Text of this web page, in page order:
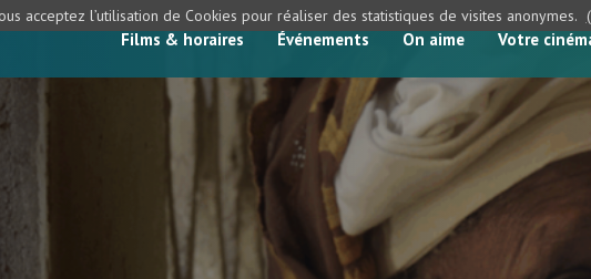
Films & horaires Événements On aime Votre
acceptez l’utilisation de Cookies pour réaliser des statistiques de visites anonymes.